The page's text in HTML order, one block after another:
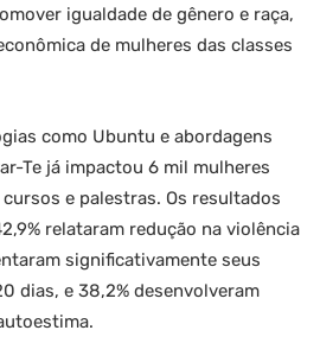
igualdade de gênero e raça,
de mulheres das classes
como Ubuntu e abordagens
Te já impactou 6 mil mulheres
e palestras. Os resultados
relataram redução na violência
significativamente seus
dias, e 38,2% desenvolveram